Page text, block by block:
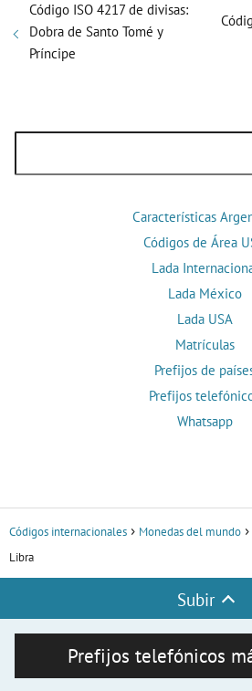
Código ISO 4217 de divisas:
Dobra de Santo Tomé y
Príncipe
Características
Códigos de Área
Lada
Lada México
Lada USA
Matrículas
Prefijos de
Prefijos
Whatsapp
Códigos internacionales Monedas del mundo
Libra
Subir
Prefijos telefónicos